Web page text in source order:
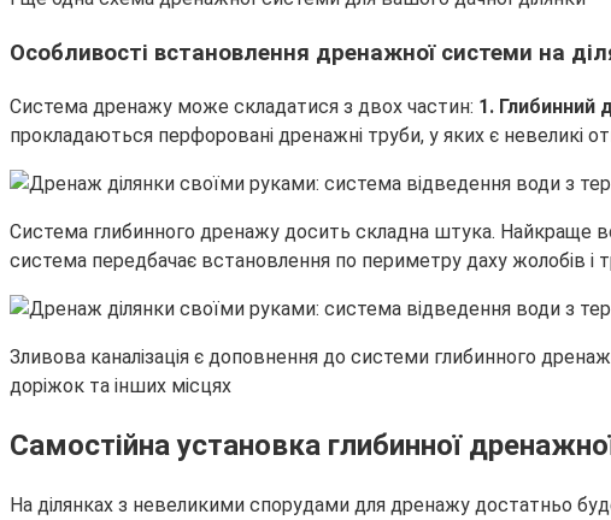
Особливості встановлення дренажної системи на
Система дренажу може складатися з двох частин: 1. Глибинний
прокладаються перфоровані дренажні труби, у яких є невеликі
Система глибинного дренажу досить складна штука. Найкраще
система передбачає встановлення по периметру даху жолобів
Зливова каналізація є доповнення до системи глибинного
доріжок та інших місцях
Самостійна установка глибинної
На ділянках з невеликими спорудами для дренажу достатньо